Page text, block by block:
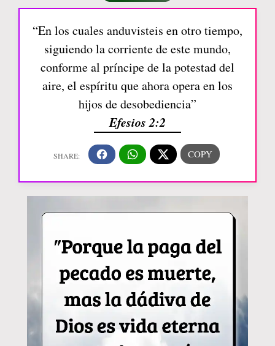
“En los cuales anduvisteis en otro tiempo,
siguiendo la corriente de este mundo,
conforme al príncipe de la potestad del
aire, el espíritu que ahora opera en los
hijos de desobediencia”
Efesios 2:2